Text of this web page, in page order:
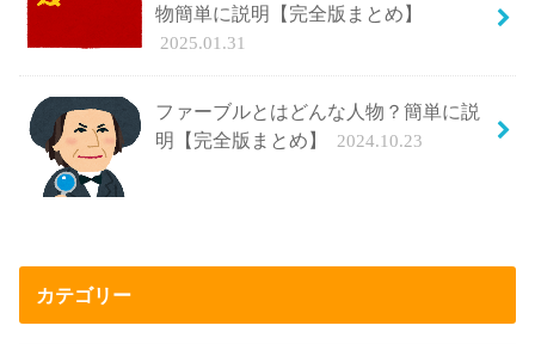
物簡単に説明【完全版まとめ】
2025.01.31
ファーブルとはどんな人物？簡単に説
明【完全版まとめ】
2024.10.23
カテゴリー